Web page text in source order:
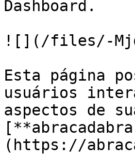
Dashboard.
![](/files/-
Esta página
usuários
aspectos de
(https://